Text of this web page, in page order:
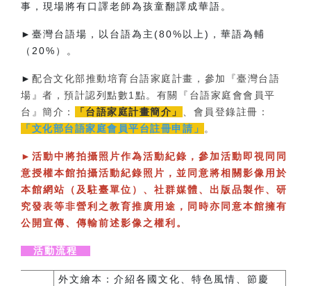
事，現場將有口譯老師為孩童翻譯成華語。
► 臺灣台語場，以台語為主(80%以上)，華語為輔
（20%）。
► 配合文化部推動培育台語家庭計畫，參加『臺灣台語
場』者，預計認列點數1點。有關『台語家庭會會員平
台』簡介：
「台語家庭計畫簡介」 、會員登錄註冊：
「文化部台語家庭會員平台註冊申請」 。
► 活動中將拍攝照片作為活動紀錄，參加活動即視同同
意授權本館拍攝活動紀錄照片，並同意將相關影像用於
本館網站（及駐臺單位）、社群媒體、出版品製作、研
究發表等非營利之教育推廣用途，同時亦同意本館擁有
公開宣傳、傳輸前述影像之權利。
活動流程
外文繪本： 介紹各國文化、特色風情、節慶